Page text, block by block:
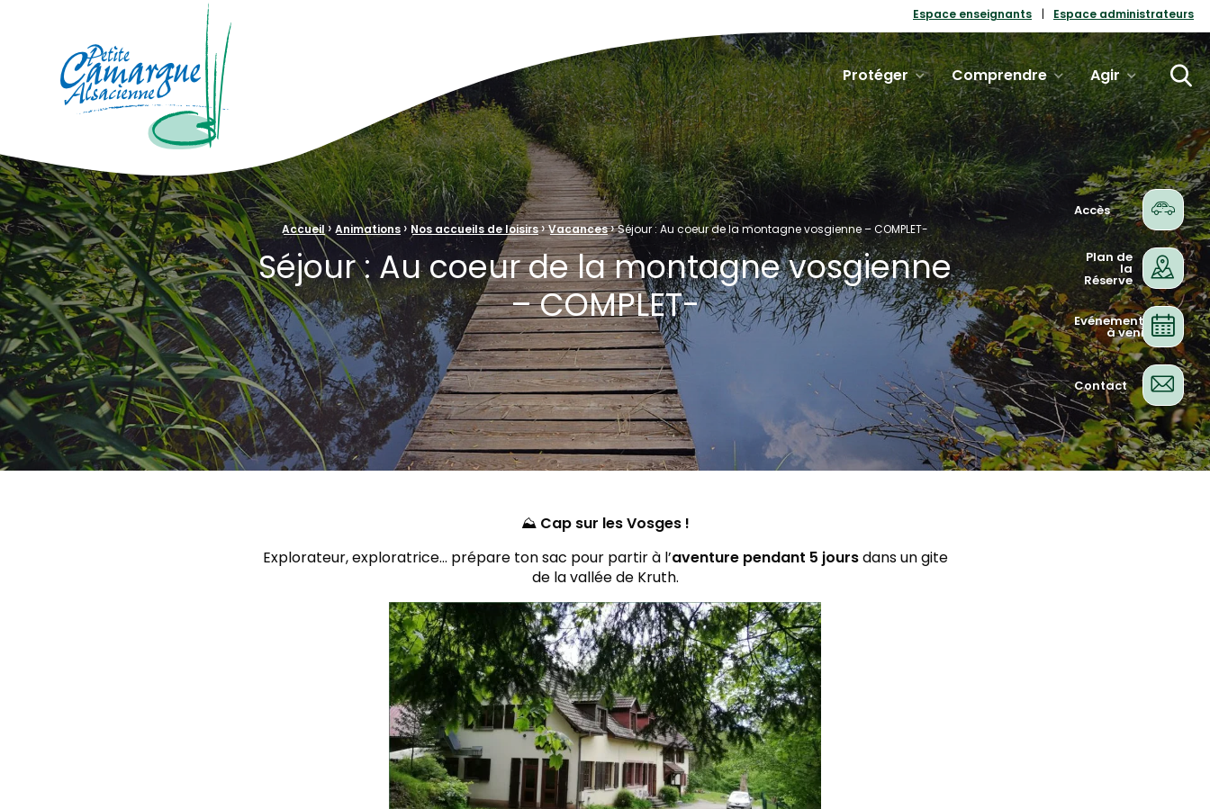
Espace enseignants Espace administrateurs
La Petite Camargue Alsacienne Réserve Naturelle au cœur de la plaine rhénane alluviale
Protéger Comprendre Agir
Fil d'Ariane :
Accueil › Animations › Nos accueils de loisirs›Vacances›Séjour : Au coeur de la montagne vosgienne – COMPLET-
Séjour : Au coeur de la montagne vosgienne
– COMPLET-
⛰️ Cap sur les Vosges !
Explorateur, exploratrice… prépare ton sac pour partir à l’aventure pendant 5 joursdans un gite
de la vallée de Kruth.
Accès
Plan de
la
Réserve
Evénements
à venir
Contact